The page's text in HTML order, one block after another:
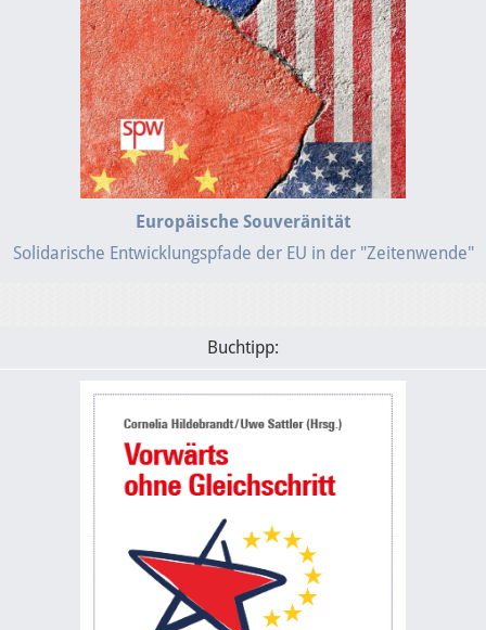
Europäische Souveränität
Solidarische Entwicklungspfade der EU in der "Zeitenwende"
Buchtipp: